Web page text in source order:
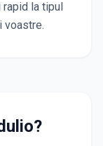
rapid la tipul
voastre.